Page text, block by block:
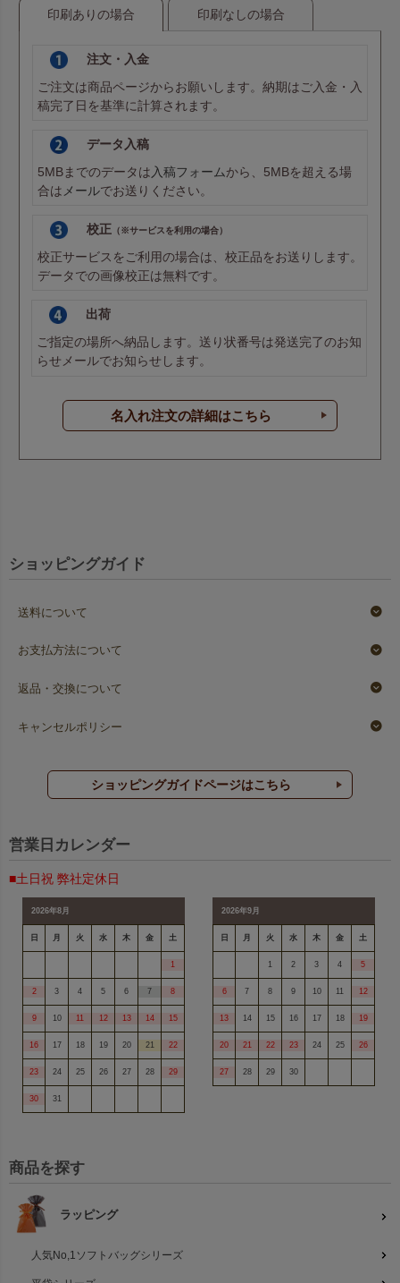
印刷ありの場合 印刷なしの場合
注文・入金
ご注文は商品ページからお願いします。納期はご入金・入
稿完了日を基準に計算されます。
データ入稿
5MBまでのデータは入稿フォームから、5MBを超える場
合はメールでお送りください。
校正（※サービスを利用の場合）
校正サービスをご利用の場合は、校正品をお送りします。
データでの画像校正は無料です。
出荷
ご指定の場所へ納品します。送り状番号は発送完了のお知
らせメールでお知らせします。
名入れ注文の詳細はこちら
ショッピングガイド
送料について
お支払方法について
返品・交換について
キャンセルポリシー
ショッピングガイドページはこちら
営業日カレンダー
■土日祝 弊社定休日
2026年8月
日 月 火 水 木 金 土
1
2 3 4 5 6 7 8
9 10 11 12 13 14 15
16 17 18 19 20 21 22
23 24 25 26 27 28 29
30 31
2026年9月
日 月 火 水 木 金 土
1 2 3 4 5
6 7 8 9 10 11 12
13 14 15 16 17 18 19
20 21 22 23 24 25 26
27 28 29 30
商品を探す
ラッピング
人気No,1ソフトバッグシリーズ